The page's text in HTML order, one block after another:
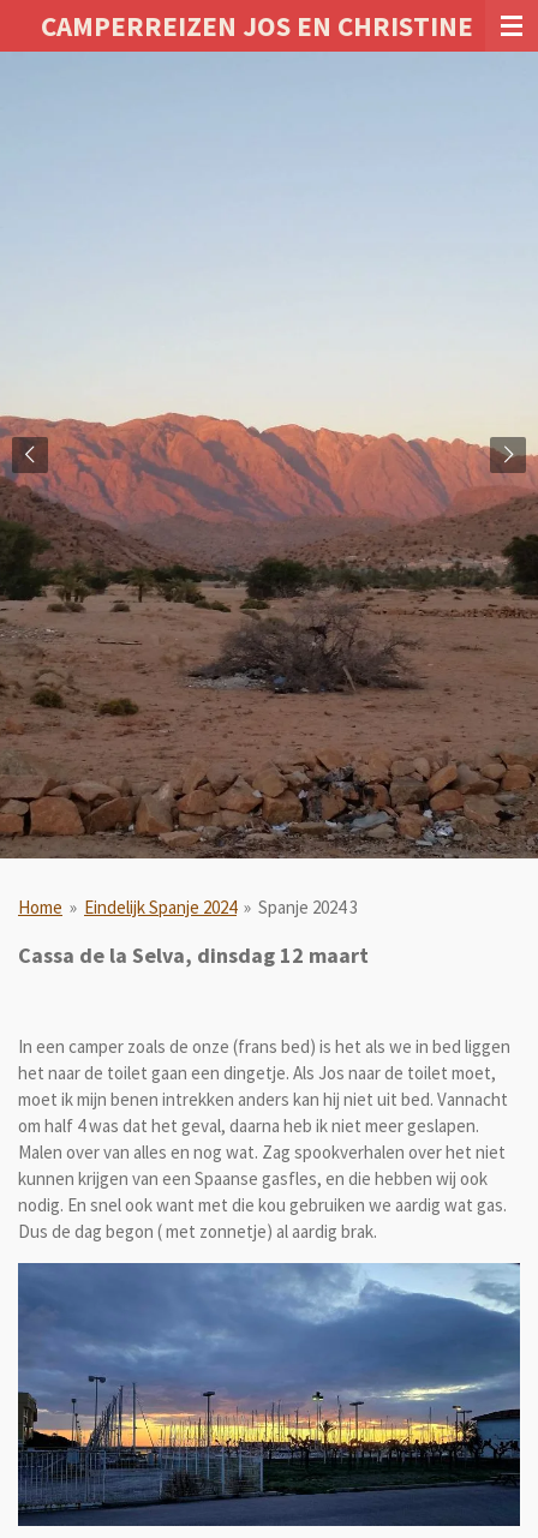
direct
CAMPERREIZEN JOS EN CHRISTINE
Home » Eindelijk Spanje 2024 » Spanje 2024 3
Cassa de la Selva, dinsdag 12 maart
In een camper zoals de onze (frans bed) is het als we in bed liggen
het naar de toilet gaan een dingetje. Als Jos naar de toilet moet,
moet ik mijn benen intrekken anders kan hij niet uit bed. Vannacht
om half 4 was dat het geval, daarna heb ik niet meer geslapen.
Malen over van alles en nog wat. Zag spookverhalen over het niet
kunnen krijgen van een Spaanse gasfles, en die hebben wij ook
nodig. En snel ook want met die kou gebruiken we aardig wat gas.
Dus de dag begon ( met zonnetje) al aardig brak.